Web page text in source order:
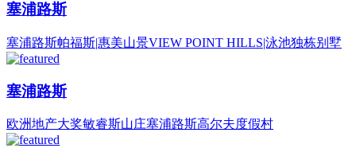
塞浦路斯
塞浦路斯帕福斯|惠美山景VIEW POINT HILLS|泳池独栋别墅
塞浦路斯
欧洲地产大奖敏睿斯山庄塞浦路斯高尔夫度假村